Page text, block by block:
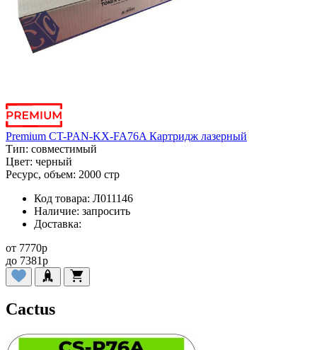
Premium CT-PAN-KX-FA76A Картридж лазерный
Тип: совместимый
Цвет: черный
Ресурс, объем: 2000 стр
Код товара: Л011146
Наличие: запросить
Доставка:
от 7770p
до 7381p
Cactus